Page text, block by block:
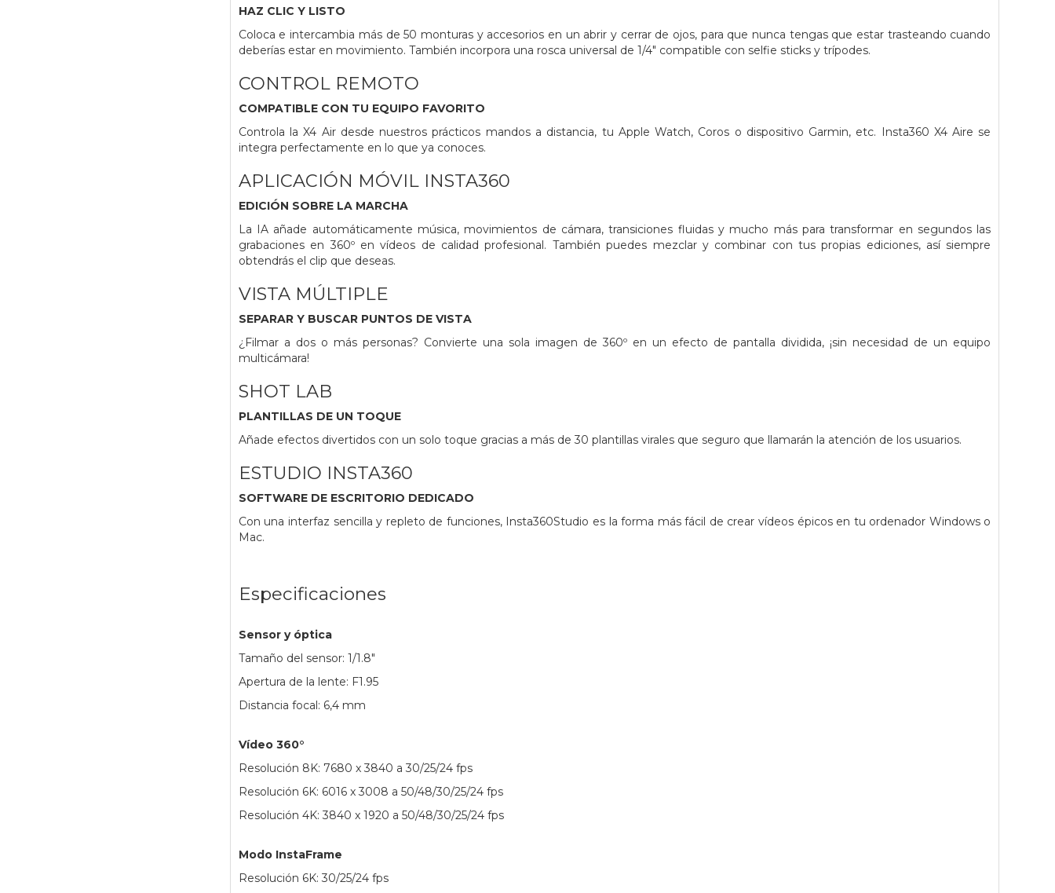
HAZ CLIC Y LISTO
Coloca e intercambia más de 50 monturas y accesorios en un abrir y cerrar de ojos, para que nunca tengas que estar trasteando cuando
deberías estar en movimiento. También incorpora una rosca universal de 1/4" compatible con selfie sticks y trípodes.
CONTROL REMOTO
COMPATIBLE CON TU EQUIPO FAVORITO
Controla la X4 Air desde nuestros prácticos mandos a distancia, tu Apple Watch, Coros o dispositivo Garmin, etc. Insta360 X4 Aire se
integra perfectamente en lo que ya conoces.
APLICACIÓN MÓVIL INSTA360
EDICIÓN SOBRE LA MARCHA
La IA añade automáticamente música, movimientos de cámara, transiciones fluidas y mucho más para transformar en segundos las
grabaciones en 360º en vídeos de calidad profesional. También puedes mezclar y combinar con tus propias ediciones, así siempre
obtendrás el clip que deseas.
VISTA MÚLTIPLE
SEPARAR Y BUSCAR PUNTOS DE VISTA
¿Filmar a dos o más personas? Convierte una sola imagen de 360º en un efecto de pantalla dividida, ¡sin necesidad de un equipo
multicámara!
SHOT LAB
PLANTILLAS DE UN TOQUE
Añade efectos divertidos con un solo toque gracias a más de 30 plantillas virales que seguro que llamarán la atención de los usuarios.
ESTUDIO INSTA360
SOFTWARE DE ESCRITORIO DEDICADO
Con una interfaz sencilla y repleto de funciones, Insta360Studio es la forma más fácil de crear vídeos épicos en tu ordenador Windows o
Mac.
Especificaciones
Sensor y óptica
Tamaño del sensor: 1/1.8"
Apertura de la lente: F1.95
Distancia focal: 6,4 mm
Vídeo 360°
Resolución 8K: 7680 x 3840 a 30/25/24 fps
Resolución 6K: 6016 x 3008 a 50/48/30/25/24 fps
Resolución 4K: 3840 x 1920 a 50/48/30/25/24 fps
Modo InstaFrame
Resolución 6K: 30/25/24 fps